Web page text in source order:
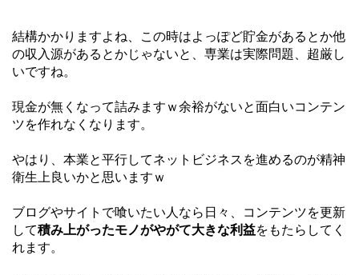
結構かかりますよね、この時はよっぽど貯金があるとか他
の収入源があるとかじゃないと、専業は実際問題、超厳し
いですね。
現金が無くなって詰みますｗ余裕がないと面白いコンテン
ツを作れなくなります。
やはり、本業と平行してネットビジネスを進めるのが精神
衛生上良いかと思いますｗ
ブログやサイトで喰いたい人なら日々、コンテンツを更新
して積み上がったモノがやがて大きな利益をもたらしてく
れます。